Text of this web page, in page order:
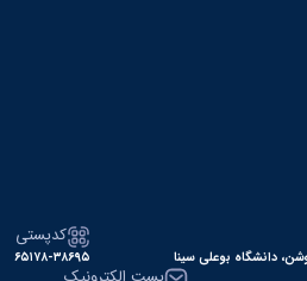
دانشگاه بوعلی سینا
کدپستی
۶۵۱۷۸-۳۸۶۹۵